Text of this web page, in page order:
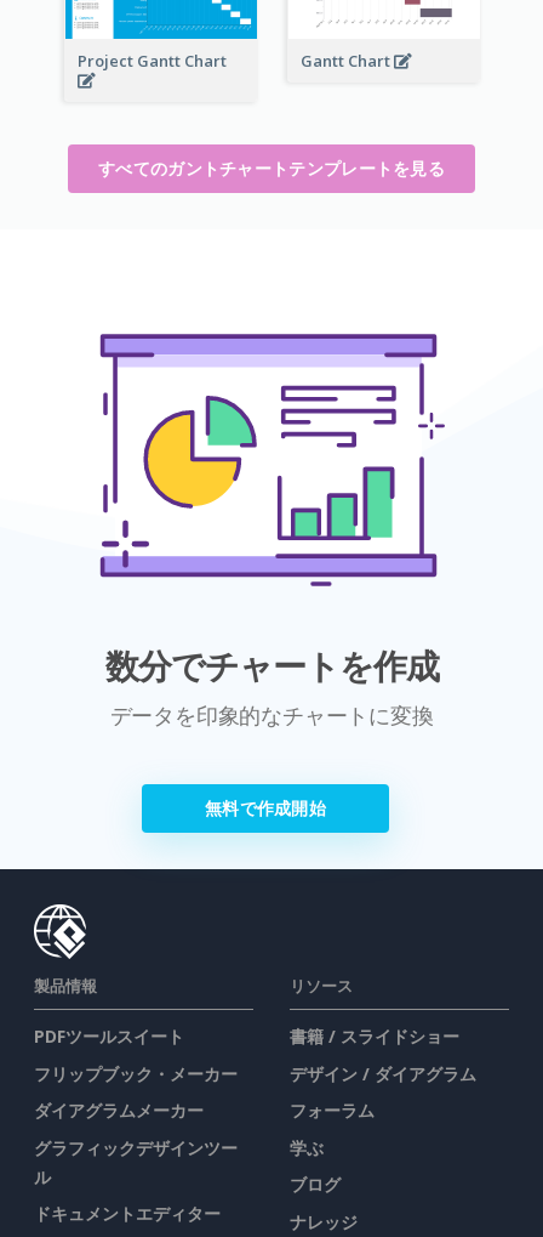
Project Gantt Chart Gantt Chart
すべてのガントチャートテンプレートを見る
数分でチャートを作成
データを印象的なチャートに変換
無料で作成開始
製品情報
PDFツールスイート
フリップブック・メーカー
ダイアグラムメーカー
グラフィックデザインツー
ル
ドキュメントエディター
リソース
書籍 / スライドショー
デザイン / ダイアグラム
フォーラム
学ぶ
ブログ
ナレッジ